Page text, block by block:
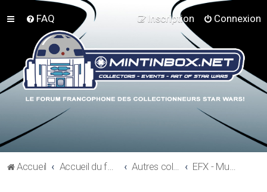
FAQ Connexion
Inscription
Accueil Accueil du forum Autres collections Star Wars EFX - Museum Replicas - Master replicas, objets à l'échelle 1/1 et autres repliques